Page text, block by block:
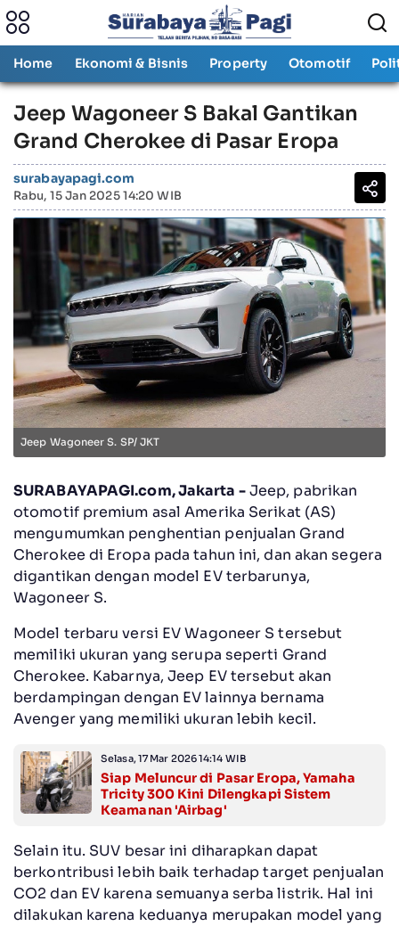
Home Ekonomi & Bisnis Property Otomotif
Jeep Wagoneer S Bakal Gantikan
Grand Cherokee di Pasar Eropa
surabayapagi.com
Rabu, 15 Jan 2025 14:20 WIB
Jeep Wagoneer S. SP/ JKT
SURABAYAPAGI.com, Jakarta -Jeep, pabrikan
otomotif premium asal Amerika Serikat (AS)
mengumumkan penghentian penjualan Grand
Cherokee di Eropa pada tahun ini, dan akan segera
digantikan dengan model EV terbarunya,
Wagoneer S.
Model terbaru versi EV Wagoneer S tersebut
memiliki ukuran yang serupa seperti Grand
Cherokee. Kabarnya, Jeep EV tersebut akan
berdampingan dengan EV lainnya bernama
Avenger yang memiliki ukuran lebih kecil.
Selasa, 17 Mar 2026 14:14 WIB
Siap Meluncur di Pasar Eropa, Yamaha
Tricity 300 Kini Dilengkapi Sistem
Keamanan 'Airbag'
Selain itu. SUV besar ini diharapkan dapat
berkontribusi lebih baik terhadap target penjualan
CO2 dan EV karena semuanya serba listrik. Hal ini
dilakukan karena keduanya merupakan model yang